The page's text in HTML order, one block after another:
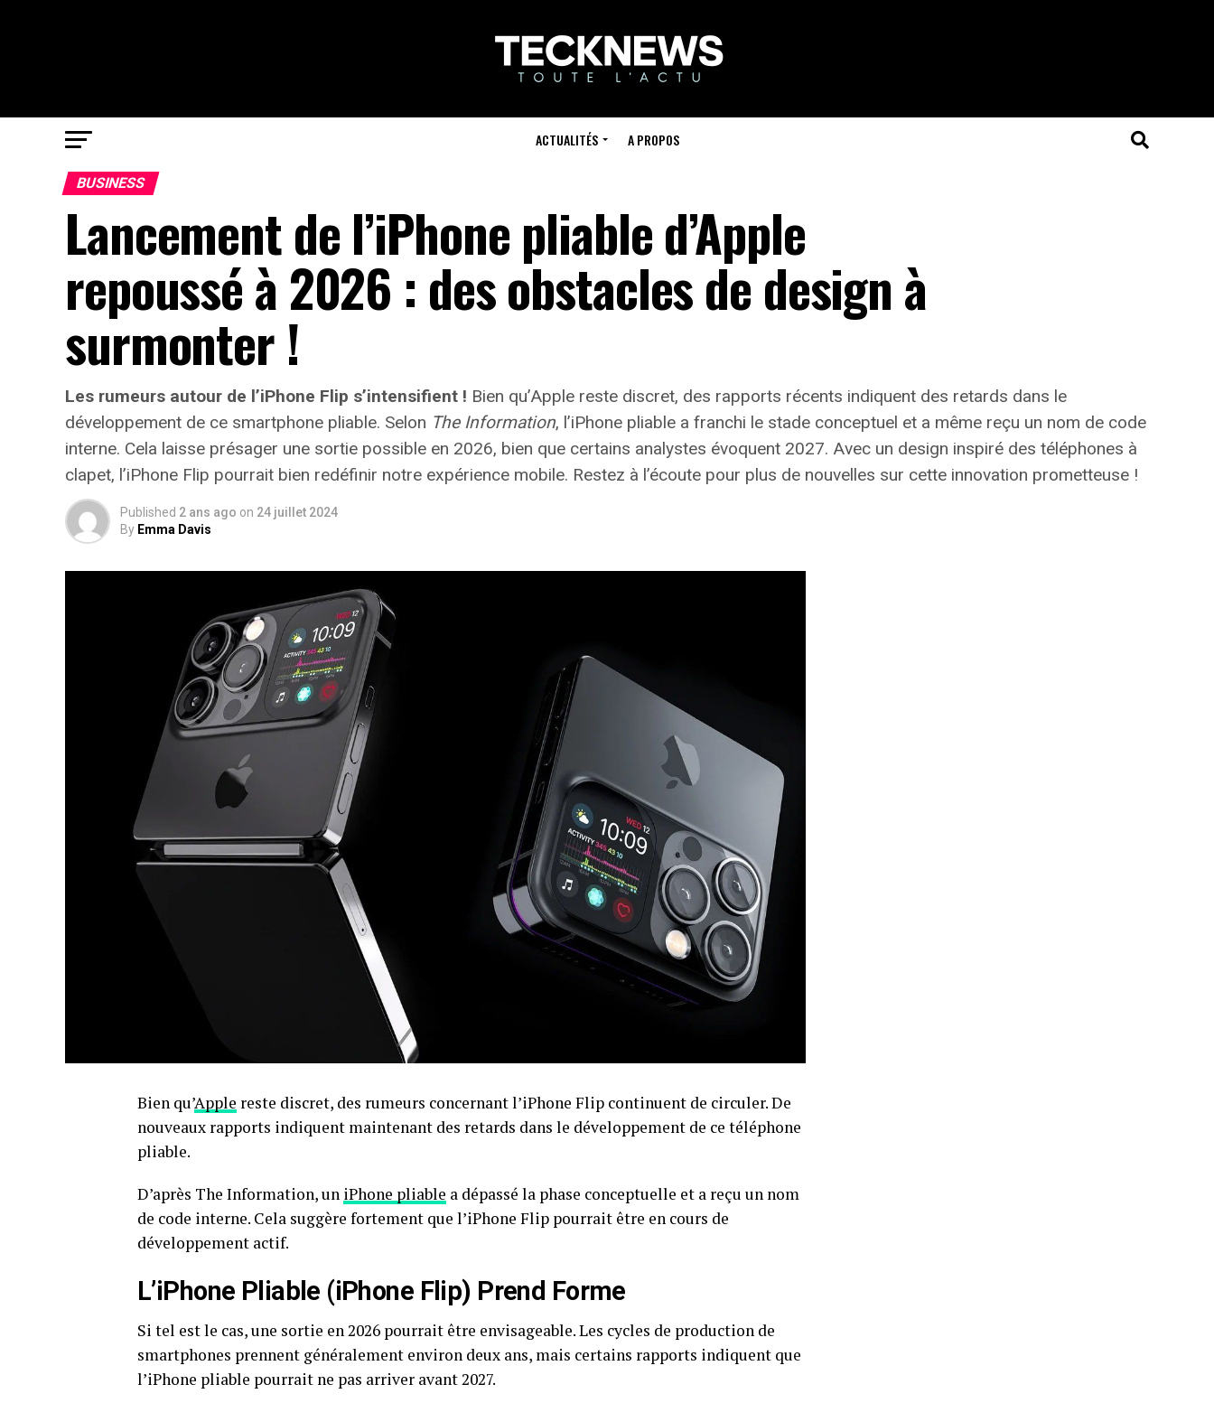
ACTUALITÉS A PROPOS
BUSINESS
Lancement de l’iPhone pliable d’Apple
repoussé à 2026 : des obstacles de design à
surmonter !
Les rumeurs autour de l’iPhone Flip s’intensifient ! Bien qu’Apple reste discret, des rapports récents indiquent des retards dans le
développement de ce smartphone pliable. Selon The Information, l’iPhone pliable a franchi le stade conceptuel et a même reçu un nom de code
interne. Cela laisse présager une sortie possible en 2026, bien que certains analystes évoquent 2027. Avec un design inspiré des téléphones à
clapet, l’iPhone Flip pourrait bien redéfinir notre expérience mobile. Restez à l’écoute pour plus de nouvelles sur cette innovation prometteuse !
Published 2 ans ago on 24 juillet 2024
By Emma Davis
Bien qu’Apple reste discret, des rumeurs concernant l’iPhone Flip continuent de circuler. De
nouveaux rapports indiquent maintenant des retards dans le développement de ce téléphone
pliable.
D’après The Information, un iPhone pliable a dépassé la phase conceptuelle et a reçu un nom
de code interne. Cela suggère fortement que l’iPhone Flip pourrait être en cours de
développement actif.
L’iPhone Pliable (iPhone Flip) Prend Forme
Si tel est le cas, une sortie en 2026 pourrait être envisageable. Les cycles de production de
smartphones prennent généralement environ deux ans, mais certains rapports indiquent que
l’iPhone pliable pourrait ne pas arriver avant 2027.